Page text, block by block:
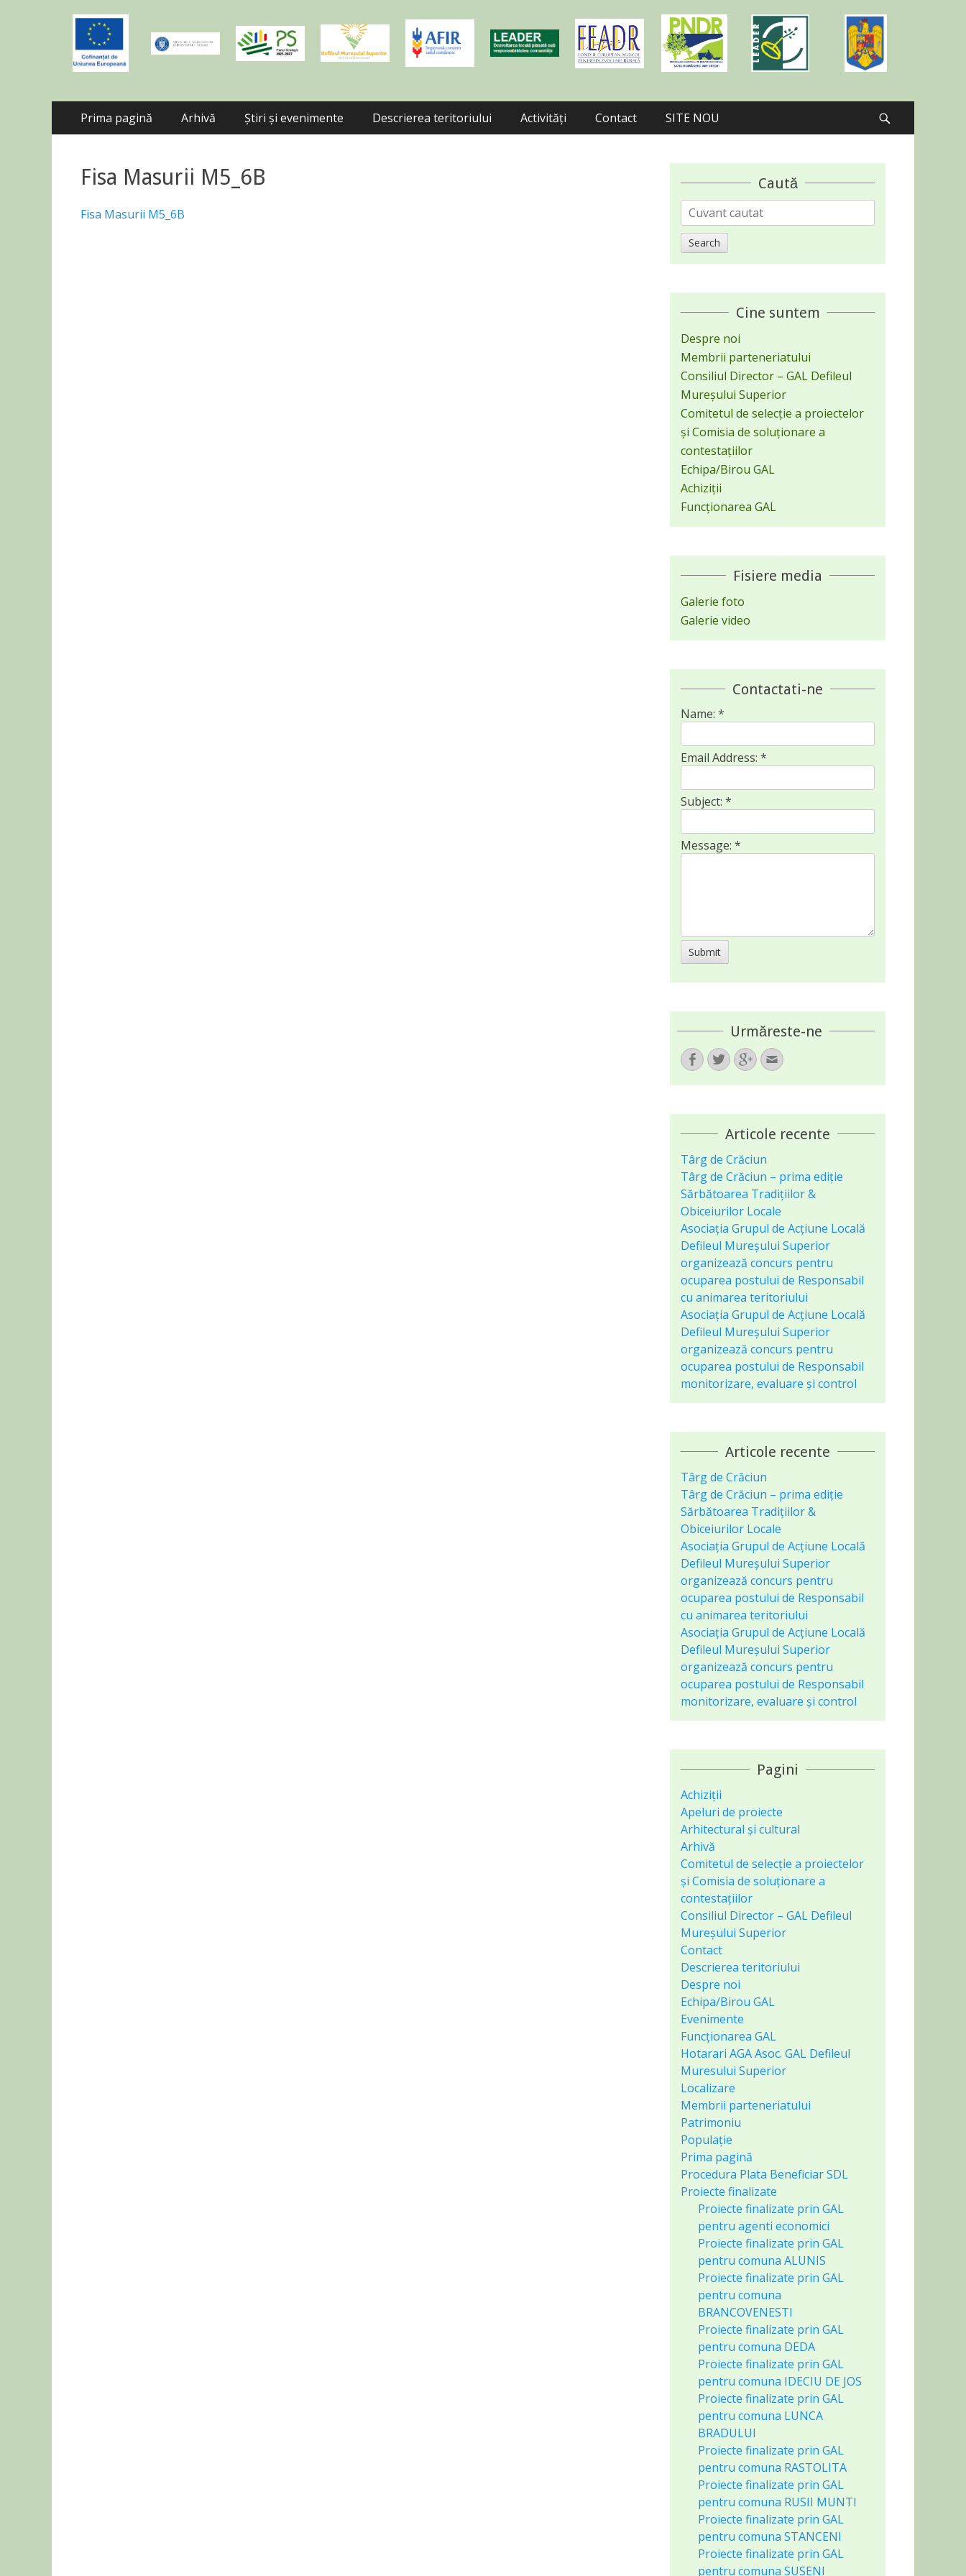
Primary Menu
SkipPrima pagină Arhivă Știri și evenimente Descrierea teritoriului Activități Contact SITE NOU
Fisa Masurii M5_6B
Fisa Masurii M5_6B
Caută
Search
for:
Cine suntem
Despre noi
Membrii parteneriatului
Consiliul Director – GAL Defileul
Mureșului Superior
Comitetul de selecție a proiectelor
și Comisia de soluționare a
contestațiilor
Echipa/Birou GAL
Achiziții
Funcționarea GAL
Fisiere media
Galerie foto
Galerie video
Contactati-ne
Name: *
Email Address: *
Subject: *
Message: *
Urmăreste-ne
FacebookTwitterGoogleplus
Email
Articole recente
Târg de Crăciun
Târg de Crăciun – prima ediție
Sărbătoarea Tradițiilor &
Obiceiurilor Locale
Asociaţia Grupul de Acțiune Locală
Defileul Mureșului Superior
organizează concurs pentru
ocuparea postului de Responsabil
cu animarea teritoriului
Asociaţia Grupul de Acțiune Locală
Defileul Mureșului Superior
organizează concurs pentru
ocuparea postului de Responsabil
monitorizare, evaluare și control
Articole recente
Târg de Crăciun
Târg de Crăciun – prima ediție
Sărbătoarea Tradițiilor &
Obiceiurilor Locale
Asociaţia Grupul de Acțiune Locală
Defileul Mureșului Superior
organizează concurs pentru
ocuparea postului de Responsabil
cu animarea teritoriului
Asociaţia Grupul de Acțiune Locală
Defileul Mureșului Superior
organizează concurs pentru
ocuparea postului de Responsabil
monitorizare, evaluare și control
Pagini
Achiziții
Apeluri de proiecte
Arhitectural și cultural
Arhivă
Comitetul de selecție a proiectelor
și Comisia de soluționare a
contestațiilor
Consiliul Director – GAL Defileul
Mureșului Superior
Contact
Descrierea teritoriului
Despre noi
Echipa/Birou GAL
Evenimente
Funcționarea GAL
Hotarari AGA Asoc. GAL Defileul
Muresului Superior
Localizare
Membrii parteneriatului
Patrimoniu
Populație
Prima pagină
Procedura Plata Beneficiar SDL
Proiecte finalizate
Proiecte finalizate prin GAL
pentru agenti economici
Proiecte finalizate prin GAL
pentru comuna ALUNIS
Proiecte finalizate prin GAL
pentru comuna
BRANCOVENESTI
Proiecte finalizate prin GAL
pentru comuna DEDA
Proiecte finalizate prin GAL
pentru comuna IDECIU DE JOS
Proiecte finalizate prin GAL
pentru comuna LUNCA
BRADULUI
Proiecte finalizate prin GAL
pentru comuna RASTOLITA
Proiecte finalizate prin GAL
pentru comuna RUSII MUNTI
Proiecte finalizate prin GAL
pentru comuna STANCENI
Proiecte finalizate prin GAL
pentru comuna SUSENI